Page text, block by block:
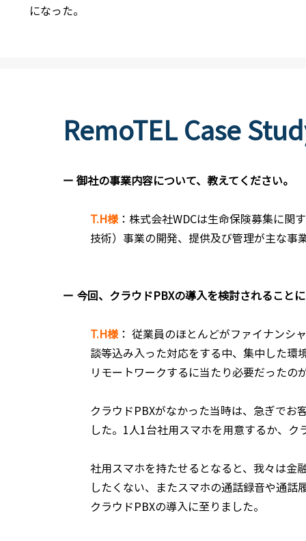
になった。
RemoTEL Case
ー 御社の事業内容について、教えてください。
T.H様 ：株式会社WDCは生命保険募集に
技術）事業の開発、提供及び管理が主な事
ー 今回、クラウドPBXの導入を検討されること
T.H様 ： 従業員のほとんどがファイナンシ
談等込み入った対応をする中、集中した
リモートワークするに当たり必要だったの
クラウドPBXがなかった当時は、急ぎでお
した。1人1台社用スマホを用意するか、
社用スマホを持たせるとなると、我々は金
したくない、またスマホの通話録音や通
クラウドPBXの導入に至りました。